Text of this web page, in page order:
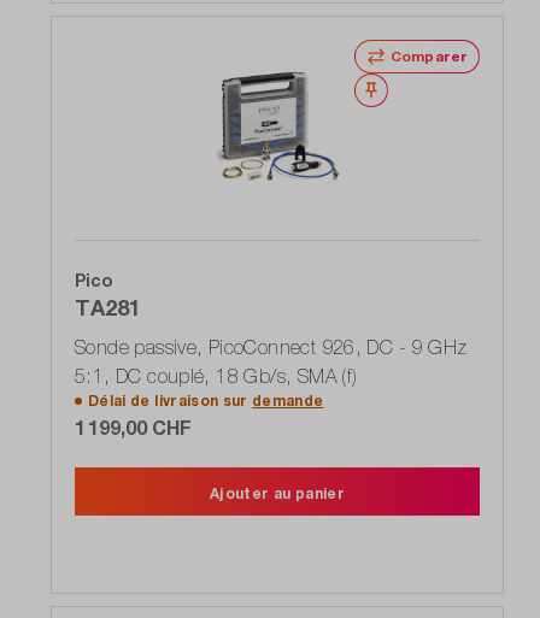
Comparer
Noter
Pico
TA281
Sonde passive, PicoConnect 926, DC - 9 GHz
5:1, DC couplé, 18 Gb/s, SMA (f)
Délai de livraison sur demande
1 199,00 CHF
Ajouter au panier